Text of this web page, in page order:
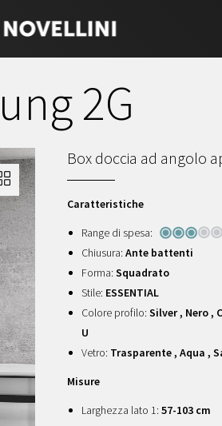
2G
Box doccia ad angolo
Caratteristiche
Range di spesa:
Chiusura: Ante battenti
Forma: Squadrato
Stile: ESSENTIAL
Colore profilo: Silver , Nero ,
U
Vetro: Trasparente , Aqua ,
Misure
Larghezza lato 1: 57-103 cm